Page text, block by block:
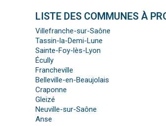
LISTE DES COMMUNES À
Villefranche-sur-Saône
Tassin-la-Demi-Lune
Sainte-Foy-lès-Lyon
Écully
Francheville
Belleville-en-Beaujolais
Craponne
Gleizé
Neuville-sur-Saône
Anse